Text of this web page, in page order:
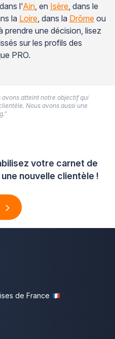
l'Ain , en Isère , dans le
la Loire , dans la Drôme ou
prendre une décision, lisez
sur les profils des
PRO.
votre carnet de
nouvelle clientèle !
avons atteint notre objectif qui
Nous avons aussi une
de France